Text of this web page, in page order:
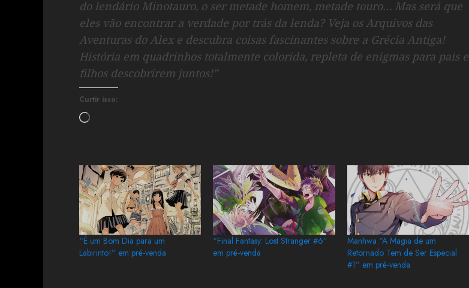
do lendário Minotauro, o ser metade homem, metade touro… Mas será que
eles vão encontrar a verdade por trás da lenda? Veja os Arquivos das
Aventuras do Alex e descubra coisas fascinantes sobre a Grécia Antiga!
História em quadrinhos totalmente colorida, repleta de enigmas para pais e
filhos descobrirem juntos!”
Curtir isso:
“É um Bom Dia para um
Labirinto!” em pré-venda
“Final Fantasy: Lost Stranger #6”
em pré-venda
Manhwa “A Magia de um
Retornado Tem de Ser Especial
#1” em pré-venda